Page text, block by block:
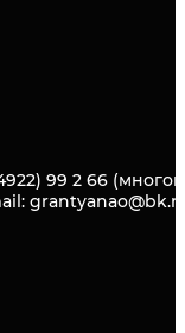
99 2 66